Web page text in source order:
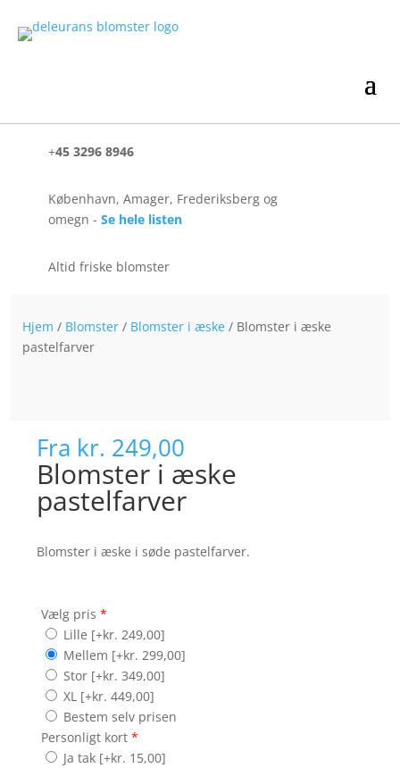
+45 3296 8946
København, Amager, Frederiksberg og
omegn - Se hele listen
Altid friske blomster
Hjem / Blomster / Blomster i æske / Blomster i æske
pastelfarver
Fra kr. 249,00
Blomster i æske
pastelfarver
Blomster i æske i søde pastelfarver.
Vælg pris *
Lille [+kr. 249,00]
Mellem [+kr. 299,00]
Stor [+kr. 349,00]
XL [+kr. 449,00]
Bestem selv prisen
Personligt kort *
Ja tak [+kr. 15,00]